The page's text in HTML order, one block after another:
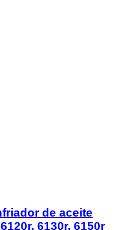
de aceite
6130r, 6150r